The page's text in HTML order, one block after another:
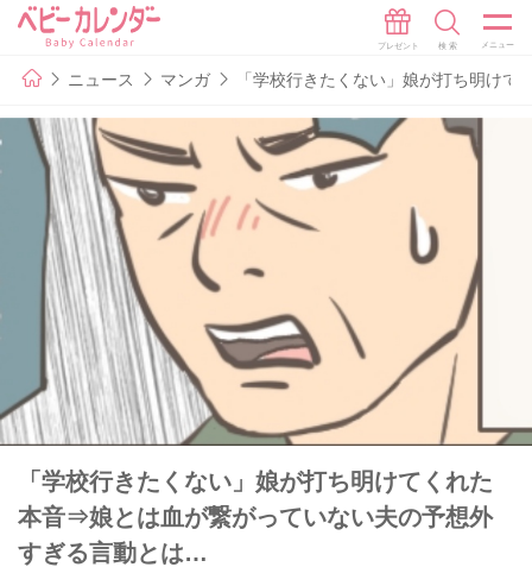
ニュース マンガ 「学校行きたくない」娘が打ち明け
「学校行きたくない」娘が打ち明けてくれた
本音⇒娘とは血が繋がっていない夫の予想外
すぎる言動とは…